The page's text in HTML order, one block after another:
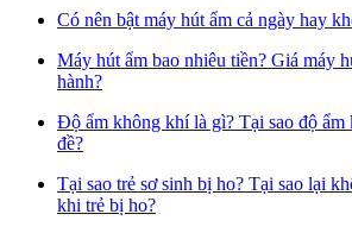
Có nên bật máy hút ẩm cả ngày hay
Máy hút ẩm bao nhiêu tiền? Giá máy
hành?
Độ ẩm không khí là gì? Tại sao độ ẩm
đề?
Tại sao trẻ sơ sinh bị ho? Tại sao lại
khi trẻ bị ho?